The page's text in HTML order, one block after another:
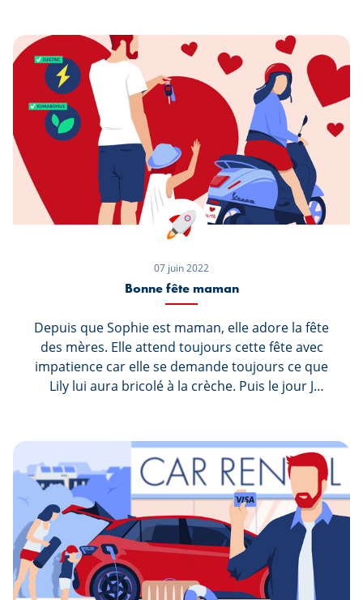
électriques au Luxembourg et fournit cinq
conseils utiles aux néophytes.
07 juin 2022
Bonne fête maman
Depuis que Sophie est maman, elle adore la fête
des mères. Elle attend toujours cette fête avec
impatience car elle se demande toujours ce que
Lily lui aura bricolé à la crèche. Puis le jour J
criant d’une voix impatiente « c’est pour toi
maman, ouvre ! ». Que lui réserve la fête des
mères cette année ?